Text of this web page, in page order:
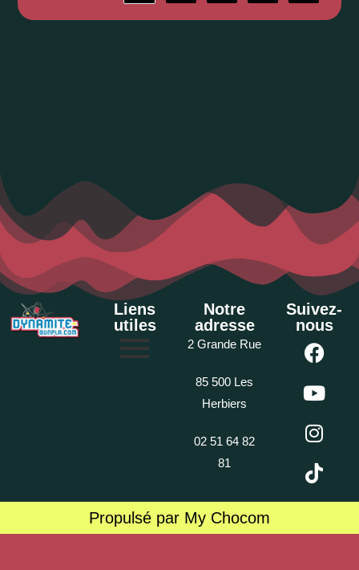
Liens
utiles
Notre
adresse
2 Grande Rue
85 500 Les
Herbiers
02 51 64 82
81
Suivez-
nous
Propulsé par My Chocom